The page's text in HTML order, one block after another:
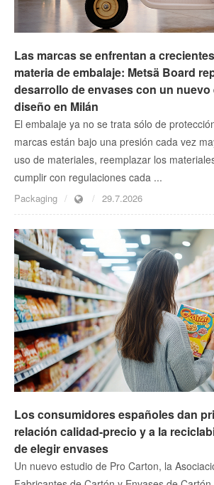
Las marcas se enfrentan a
materia de embalaje: Metsä Board
desarrollo de envases con un
diseño en Milán
El embalaje ya no se trata sólo de
marcas están bajo una presión cada vez
uso de materiales, reemplazar los
cumplir con regulaciones cada ...
Packaging 29.7.2026
Los consumidores españoles dan
relación calidad-precio y a la
de elegir envases
Un nuevo estudio de Pro Carton, la